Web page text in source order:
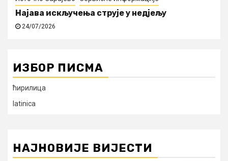
Најава искључења струје у недјељу
24/07/2026
ИЗБОР ПИСМА
ћирилица
latinica
НАЈНОВИЈЕ ВИЈЕСТИ